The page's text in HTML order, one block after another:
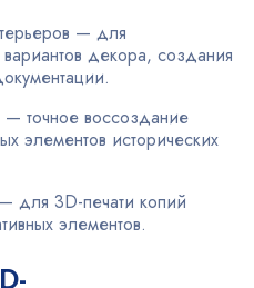
— для
декора, создания
— точное воссоздание
элементов исторических
для 3D-печати копий
элементов.